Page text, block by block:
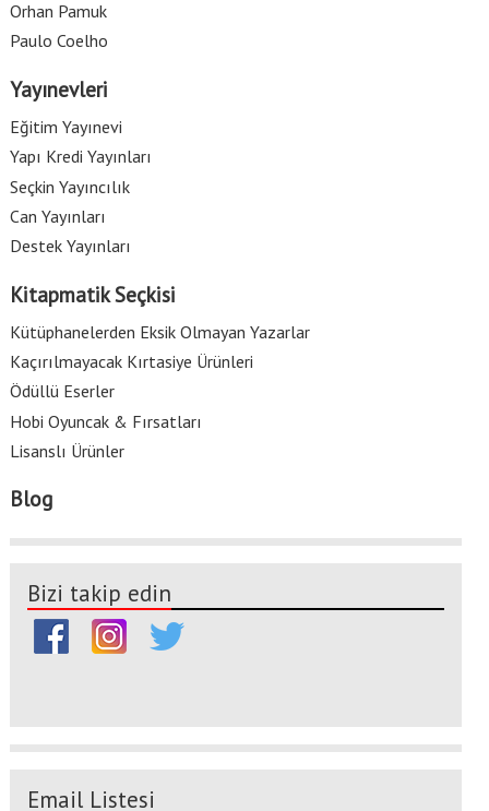
Orhan Pamuk
Paulo Coelho
Yayınevleri
Eğitim Yayınevi
Yapı Kredi Yayınları
Seçkin Yayıncılık
Can Yayınları
Destek Yayınları
Kitapmatik Seçkisi
Kütüphanelerden Eksik Olmayan Yazarlar
Kaçırılmayacak Kırtasiye Ürünleri
Ödüllü Eserler
Hobi Oyuncak & Fırsatları
Lisanslı Ürünler
Blog
Bizi takip edin
Email Listesi